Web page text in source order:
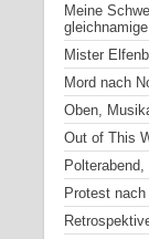
Meine
Mister
Mord nach
Oben,
Out of This
Protest